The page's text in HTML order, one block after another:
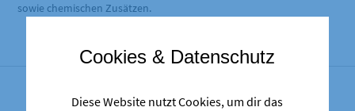
sowie chemischen Zusätzen.
Cookies & Datenschutz
Diese Website nutzt Cookies, um dir das